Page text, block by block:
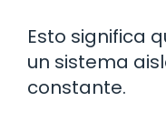
Esto significa
un sistema
constante.